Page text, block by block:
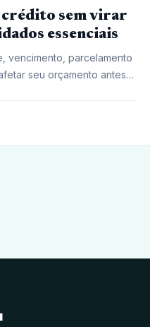
crédito sem virar
essenciais
vencimento, parcelamento
seu orçamento antes